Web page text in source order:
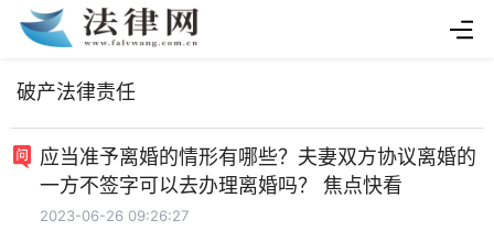
破产法律责任
应当准予离婚的情形有哪些？夫妻双方协议离婚的
一方不签字可以去办理离婚吗？ 焦点快看
2023-06-26 09:26:27